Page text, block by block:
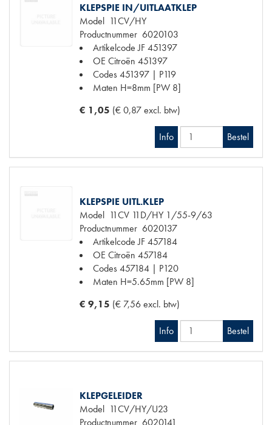
KLEPSPIE IN/UITLAATKLEP
Model 11CV/HY
Productnummer 6020103
Artikelcode JF451397
OE Citroën 451397
Codes451397 | P119
Maten H=8mm [PW 8]
€ 1,05 (€ 0,87 excl. btw)
Info Bestel
KLEPSPIE UITL.KLEP
Model 11CV 11D/HY 1/55-9/63
Productnummer 6020137
Artikelcode JF457184
OE Citroën 457184
Codes457184 | P120
Maten H=5.65mm [PW 8]
€ 9,15 (€ 7,56 excl. btw)
Info Bestel
KLEPGELEIDER
Model 11CV/HY/U23
Productnummer 6020141